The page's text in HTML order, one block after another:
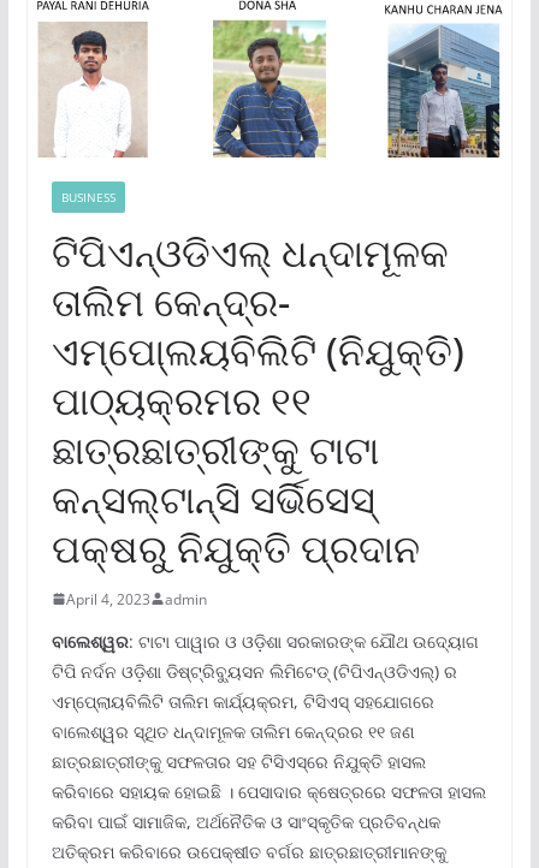
BUSINESS
ଟିପିଏନ୍‌ଓଡିଏଲ୍ ଧନ୍ଦାମୂଳକ
ତାଲିମ କେନ୍ଦ୍ର-
ଏମ୍ପୋ୍ଲୟବିଲିଟି (ନିଯୁକ୍ତି)
ପାଠ୍ୟକ୍ରମର ୧୧
ଛାତ୍ରଛାତ୍ରୀଙ୍କୁ ଟାଟା
କନ୍‌ସଲ୍‌ଟାନ୍ସି ସର୍ଭିସେସ୍
ପକ୍ଷରୁ ନିଯୁକ୍ତି ପ୍ରଦାନ
April 4, 2023 admin
ବାଲେଶ୍ୱର: ଟାଟା ପାୱାର ଓ ଓଡ଼ିଶା ସରକାରଙ୍କ ଯୌଥ ଉଦ୍ୟୋଗ
ଟିପି ନର୍ଦନ ଓଡ଼ିଶା ଡିଷ୍ଟ୍ରିବ୍ୟୁସନ ଲିମିଟେଡ୍ (ଟିପିଏନ୍‌ଓଡିଏଲ୍‌) ର
ଏମ୍ପେ୍ଲାୟବିଲିଟି ତାଲିମ କାର୍ଯ୍ୟକ୍ରମ, ଟିସିଏସ୍ ସହଯୋଗରେ
ବାଲେଶ୍ୱର ସ୍ଥିତ ଧନ୍ଦାମୂଳକ ତାଲିମ କେନ୍ଦ୍ରର ୧୧ ଜଣ
ଛାତ୍ରଛାତ୍ରୀଙ୍କୁ ସଫଳତାର ସହ ଟିସିଏସ୍‌ରେ ନିଯୁକ୍ତି ହାସଲ
କରିବାରେ ସହାୟକ ହୋଇଛି । ପେସାଦାର କ୍ଷେତ୍ରରେ ସଫଳତା ହାସଲ
କରିବା ପାଇଁ ସାମାଜିକ, ଅର୍ଥନୈତିକ ଓ ସାଂସ୍କୃତିକ ପ୍ରତିବନ୍ଧକ
ଅତିକ୍ରମ କରିବାରେ ଉପେକ୍ଷୀତ ବର୍ଗର ଛାତ୍ରଛାତ୍ରୀମାନଙ୍କୁ